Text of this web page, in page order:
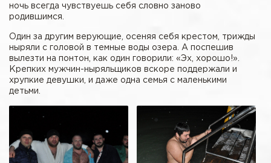
ночь всегда чувствуешь себя словно заново
родившимся.
Один за другим верующие, осеняя себя крестом, трижды
ныряли с головой в темные воды озера. А поспешив
вылезти на понтон, как один говорили: «Эх, хорошо!».
Крепких мужчин-ныряльщиков вскоре поддержали и
хрупкие девушки, и даже одна семья с маленькими
детьми.